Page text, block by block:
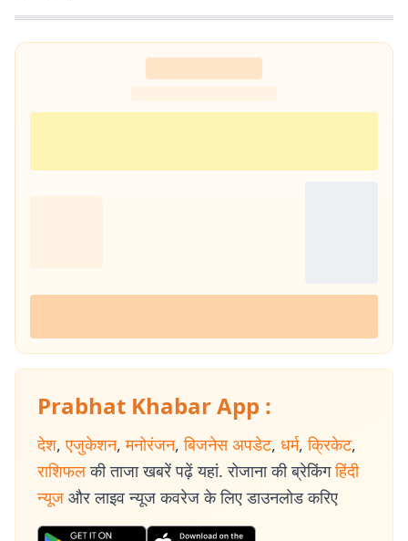
Prabhat Khabar App :
देश, एजुकेशन, मनोरंजन, बिजनेस अपडेट, धर्म, क्रिकेट,
राशिफल की ताजा खबरें पढ़ें यहां. रोजाना की ब्रेकिंग हिंदी
न्यूज और लाइव न्यूज कवरेज के लिए डाउनलोड करिए